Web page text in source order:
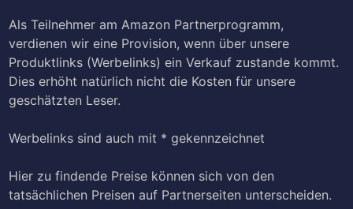
Als Teilnehmer am Amazon Partnerprogramm,
verdienen wir eine Provision, wenn über unsere
Produktlinks (Werbelinks) ein Verkauf zustande kommt.
Dies erhöht natürlich nicht die Kosten für unsere
geschätzten Leser.
Werbelinks sind auch mit * gekennzeichnet
Hier zu findende Preise können sich von den
tatsächlichen Preisen auf Partnerseiten unterscheiden.